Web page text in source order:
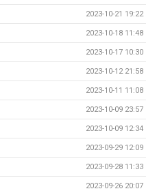
2023-10-21 19:22
2023-10-18 11:48
2023-10-17 10:30
2023-10-12 21:58
2023-10-11 11:08
2023-10-09 23:57
2023-10-09 12:34
2023-09-29 12:09
2023-09-28 11:33
2023-09-26 20:07